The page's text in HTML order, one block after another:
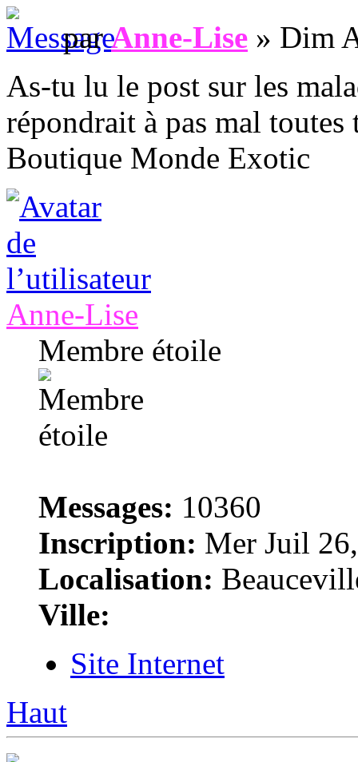
parAnne-Lise » Dim
As-tu lu le post sur les
répondrait à pas mal toutes
Boutique Monde Exotic
Anne-Lise
Membre étoile
Messages: 10360
Inscription: Mer Juil
Localisation:
Ville:
Site Internet
Haut